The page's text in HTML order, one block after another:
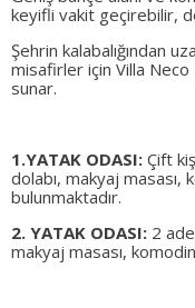
keyifli vakit geçirebilir,
Şehrin kalabalığından
misafirler için Villa
sunar.
1.YATAK ODASI: Çift
dolabı, makyaj
bulunmaktadır.
2. YATAK ODASI: 2
makyaj masası,